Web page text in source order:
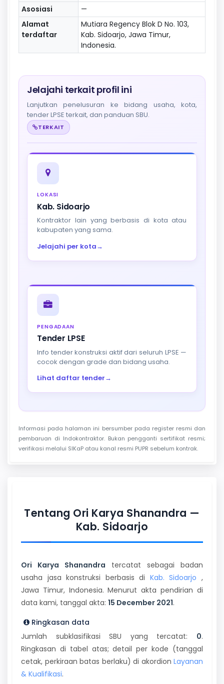
Asosiasi
—
Alamat
terdaftar
Mutiara Regency Blok D No. 103,
Kab. Sidoarjo, Jawa Timur,
Indonesia.
Jelajahi terkait profil ini
Lanjutkan penelusuran ke bidang usaha, kota,
tender LPSE terkait, dan panduan SBU.
TERKAIT
LOKASI
Kab. Sidoarjo
Kontraktor lain yang berbasis di kota atau
kabupaten yang sama.
Jelajahi per kota→
PENGADAAN
Tender LPSE
Info tender konstruksi aktif dari seluruh LPSE —
cocok dengan grade dan bidang usaha.
Lihat daftar tender→
Informasi pada halaman ini bersumber pada register resmi dan
pembaruan di Indokontraktor. Bukan pengganti sertifikat resmi;
verifikasi melalui SIKaP atau kanal resmi PUPR sebelum kontrak.
Tentang Ori Karya Shanandra —
Kab. Sidoarjo
Ori Karya Shanandra tercatat sebagai badan
usaha jasa konstruksi berbasis di Kab. Sidoarjo ,
Jawa Timur, Indonesia. Menurut akta pendirian di
data kami, tanggal akta: 15 December 2021.
Ringkasan data
Jumlah subklasifikasi SBU yang tercatat: 0.
Ringkasan di tabel atas; detail per kode (tanggal
cetak, perkiraan batas berlaku) di akordion Layanan
& Kualifikasi.